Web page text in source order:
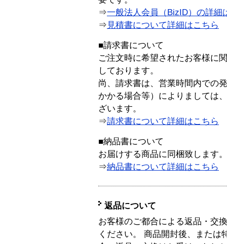
⇒一般法人会員（BizID）の詳細
⇒ 見積書について詳細はこちら
■請求書について
ご注文時に希望されたお客様に
しております。
尚、請求書は、営業時間内での
かかる場合等）によりましては
ざいます。
⇒請求書について詳細はこちら
■納品書について
お届けする商品に同梱致します。
⇒納品書について詳細はこちら
返品について
お客様のご都合による返品・交
ください。 商品開封後、または